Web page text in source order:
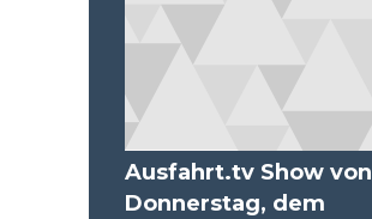
Ausfahrt.tv Show von
Donnerstag, dem